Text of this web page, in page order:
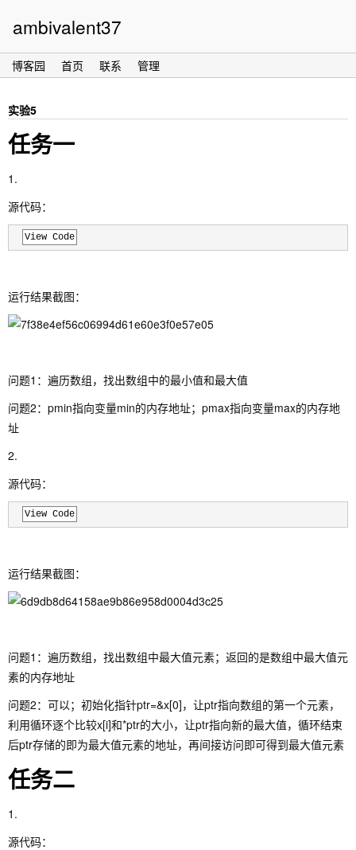
ambivalent37
博客园 首页 联系 管理
实验5
任务一
1.
源代码：
View Code
运行结果截图：
问题1：遍历数组，找出数组中的最小值和最大值
问题2：pmin指向变量min的内存地址；pmax指向变量max的内存地
址
2.
源代码：
View Code
运行结果截图：
问题1：遍历数组，找出数组中最大值元素；返回的是数组中最大值元
素的内存地址
问题2：可以；初始化指针ptr=&x[0]，让ptr指向数组的第一个元素，
利用循环逐个比较x[i]和*ptr的大小，让ptr指向新的最大值，循环结束
后ptr存储的即为最大值元素的地址，再间接访问即可得到最大值元素
任务二
1.
源代码：